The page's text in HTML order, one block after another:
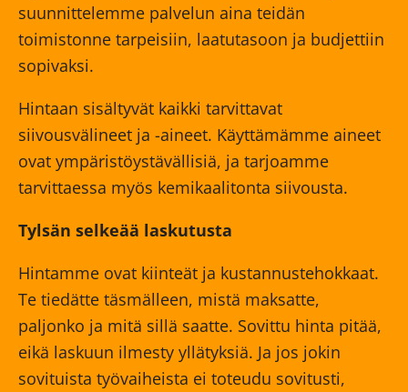
suunnittelemme palvelun aina teidän
toimistonne tarpeisiin, laatutasoon ja budjettiin
sopivaksi.
Hintaan sisältyvät kaikki tarvittavat
siivousvälineet ja -aineet. Käyttämämme aineet
ovat ympäristöystävällisiä, ja tarjoamme
tarvittaessa myös kemikaalitonta siivousta.
Tylsän selkeää laskutusta
Hintamme ovat kiinteät ja kustannustehokkaat.
Te tiedätte täsmälleen, mistä maksatte,
paljonko ja mitä sillä saatte. Sovittu hinta pitää,
eikä laskuun ilmesty yllätyksiä. Ja jos jokin
sovituista työvaiheista ei toteudu sovitusti,